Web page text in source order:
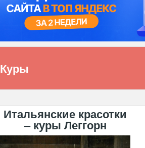
Куры
Итальянские красотки
– куры Леггорн